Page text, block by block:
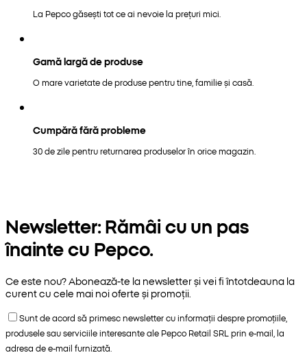
La Pepco găsești tot ce ai nevoie la prețuri mici.
Gamă largă de produse
O mare varietate de produse pentru tine, familie și casă.
Cumpără fără probleme
30 de zile pentru returnarea produselor în orice magazin.
Newsletter: Rămâi cu un pas
înainte cu Pepco.
Ce este nou? Abonează-te la newsletter și vei fi întotdeauna la
curent cu cele mai noi oferte și promoții.
Sunt de acord să primesc newsletter cu informații despre promoțiile,
produsele sau serviciile interesante ale Pepco Retail SRL prin e-mail, la
adresa de e-mail furnizată.